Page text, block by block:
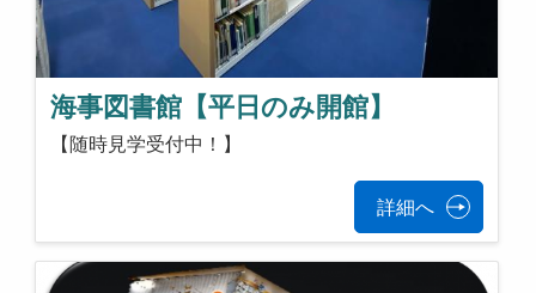
海事図書館【平日のみ開館】
【随時見学受付中！】
詳細へ